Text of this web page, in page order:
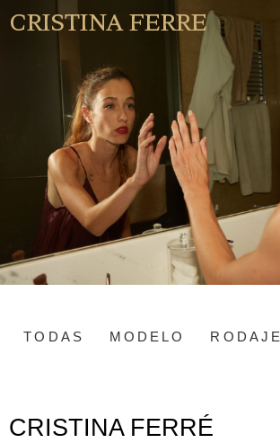
CRISTINA FERRE
TODAS MODELO RODAJE
CRISTINA FERRÉ